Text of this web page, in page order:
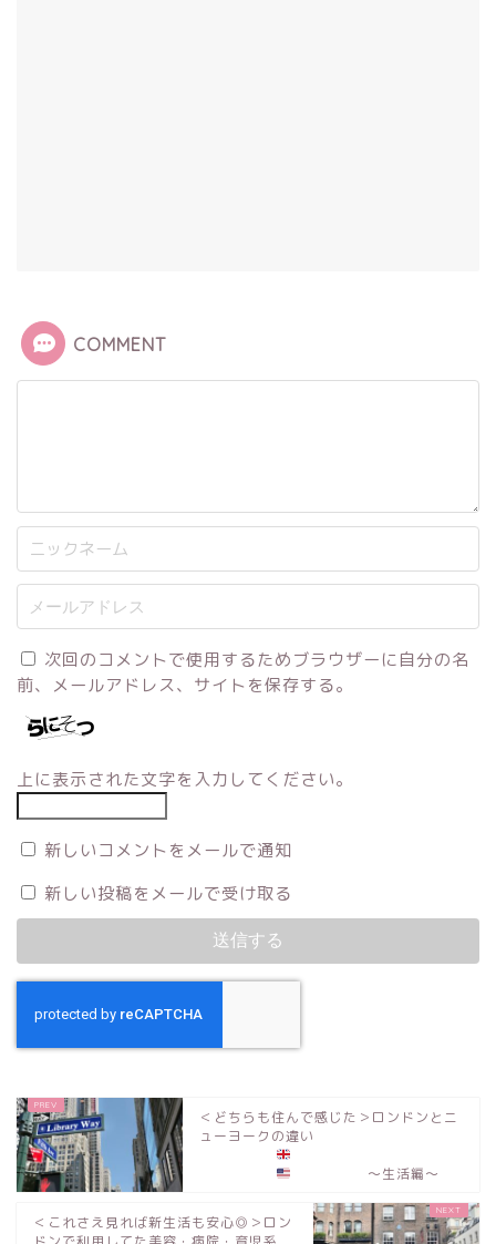
COMMENT
次回のコメントで使用するためブラウザーに自分の名
前、メールアドレス、サイトを保存する。
上に表示された文字を入力してください。
新しいコメントをメールで通知
新しい投稿をメールで受け取る
＜どちらも住んで感じた＞ロンドンとニ
ューヨークの違い
〜生活編〜
＜これさえ見れば新生活も安心◎＞ロン